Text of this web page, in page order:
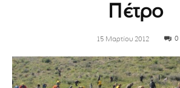
Πέτρο
15 Μαρτίου 2012 0